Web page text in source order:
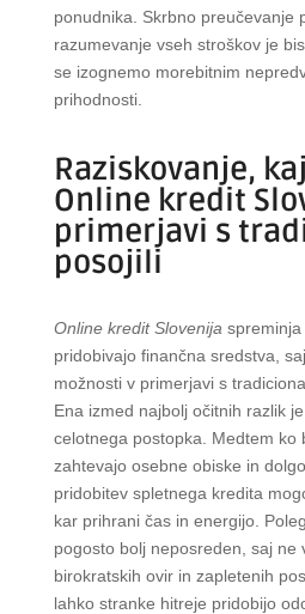
ponudnika. Skrbno preučevanje
razumevanje vseh stroškov je
se izognemo morebitnim
prihodnosti.
Raziskovanje,
Online kredit
primerjavi s
posojili
Online kredit Slovenija
pridobivajo finančna sredstva,
možnosti v primerjavi s
Ena izmed najbolj očitnih razlik
celotnega postopka. Medtem ko
zahtevajo osebne obiske in
pridobitev spletnega kredita
kar prihrani čas in energijo.
pogosto bolj neposreden, saj ne
birokratskih ovir in zapletenih
lahko stranke hitreje pridobijo